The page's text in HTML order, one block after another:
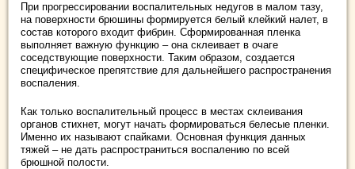
При прогрессировании воспалительных недугов в малом тазу,
на поверхности брюшины формируется белый клейкий налет, в
состав которого входит фибрин. Сформированная пленка
выполняет важную функцию – она склеивает в очаге
соседствующие поверхности. Таким образом, создается
специфическое препятствие для дальнейшего распространения
воспаления.
Как только воспалительный процесс в местах склеивания
органов стихнет, могут начать формироваться белесые пленки.
Именно их называют спайками. Основная функция данных
тяжей – не дать распространиться воспалению по всей
брюшной полости.